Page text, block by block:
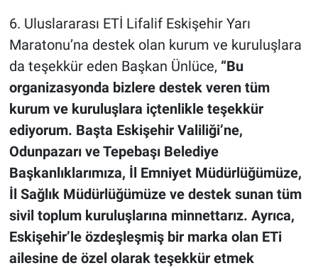
6. Uluslararası ETİ Lifalif Eskişehir Yarı
Maratonu’na destek olan kurum ve kuruluşlara
da teşekkür eden Başkan Ünlüce, “Bu
organizasyonda bizlere destek veren tüm
kurum ve kuruluşlara içtenlikle teşekkür
ediyorum. Başta Eskişehir Valiliği’ne,
Odunpazarı ve Tepebaşı Belediye
Başkanlıklarımıza, İl Emniyet Müdürlüğümüze,
İl Sağlık Müdürlüğümüze ve destek sunan tüm
sivil toplum kuruluşlarına minnettarız. Ayrıca,
Eskişehir’le özdeşleşmiş bir marka olan ETi
ailesine de özel olarak teşekkür etmek